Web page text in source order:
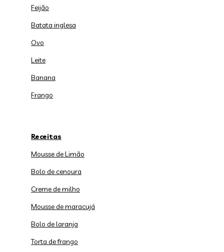
Feijão
Batata inglesa
Ovo
Leite
Banana
Frango
Receitas
Mousse de Limão
Bolo de cenoura
Creme de milho
Mousse de maracujá
Bolo de laranja
Torta de frango